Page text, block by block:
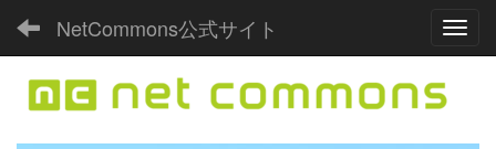
NetCommons公式サイト